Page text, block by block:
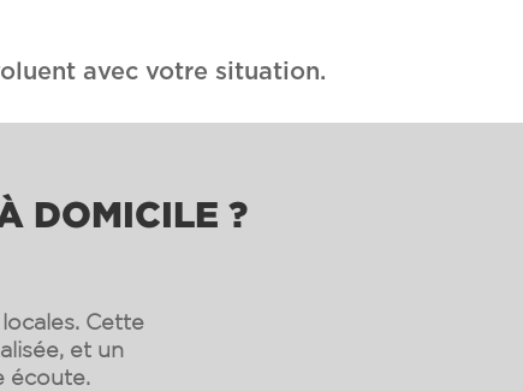
avec votre situation.
DOMICILE ?
Cette
et un
écoute.